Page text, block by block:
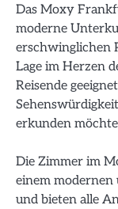
Das Moxy
moderne
erschwinglichen
Lage im Herzen
Reisende
erkunden
Die Zimmer im
einem modernen
und bieten alle